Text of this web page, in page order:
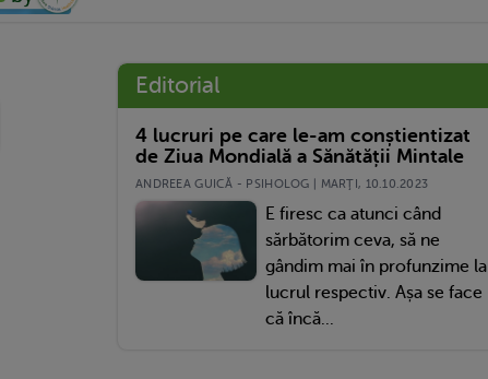
Editorial
4 lucruri pe care le-am conștientizat
de Ziua Mondială a Sănătății Mintale
ANDREEA GUICĂ - PSIHOLOG | MARŢI, 10.10.2023
E firesc ca atunci când
sărbătorim ceva, să ne
gândim mai în profunzime la
lucrul respectiv. Așa se face
că încă...